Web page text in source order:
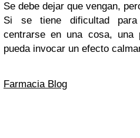
Se debe dejar que vengan,
Si se tiene dificultad
centrarse en una cosa, una
pueda invocar un efecto
Farmacia Blog